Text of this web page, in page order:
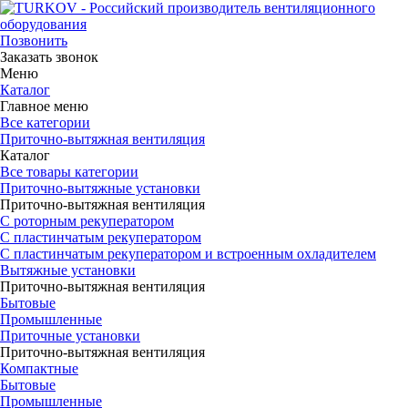
Позвонить
Заказать звонок
Меню
Каталог
Главное меню
Все категории
Приточно-вытяжная вентиляция
Каталог
Все товары категории
Приточно-вытяжные установки
Приточно-вытяжная вентиляция
С роторным рекуператором
С пластинчатым рекуператором
С пластинчатым рекуператором и встроенным охладителем
Вытяжные установки
Приточно-вытяжная вентиляция
Бытовые
Промышленные
Приточные установки
Приточно-вытяжная вентиляция
Компактные
Бытовые
Промышленные